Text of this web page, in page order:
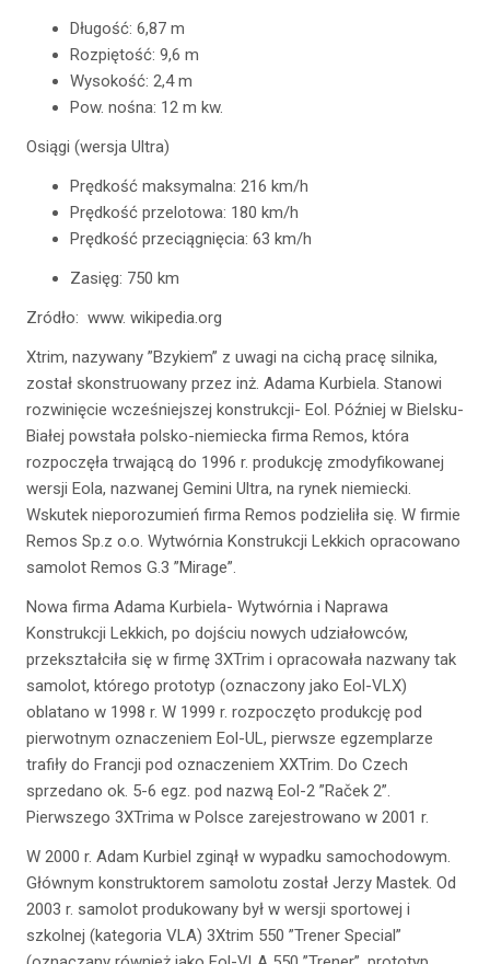
Długość: 6,87 m
Rozpiętość: 9,6 m
Wysokość: 2,4 m
Pow. nośna: 12 m kw.
Osiągi (wersja Ultra)
Prędkość maksymalna: 216 km/h
Prędkość przelotowa: 180 km/h
Prędkość przeciągnięcia: 63 km/h
Zasięg: 750 km
Zródło: www. wikipedia.org
Xtrim, nazywany ”Bzykiem” z uwagi na cichą pracę silnika,
został skonstruowany przez inż. Adama Kurbiela. Stanowi
rozwinięcie wcześniejszej konstrukcji- Eol. Później w Bielsku-
Białej powstała polsko-niemiecka firma Remos, która
rozpoczęła trwającą do 1996 r. produkcję zmodyfikowanej
wersji Eola, nazwanej Gemini Ultra, na rynek niemiecki.
Wskutek nieporozumień firma Remos podzieliła się. W firmie
Remos Sp.z o.o. Wytwórnia Konstrukcji Lekkich opracowano
samolot Remos G.3 ”Mirage”.
Nowa firma Adama Kurbiela- Wytwórnia i Naprawa
Konstrukcji Lekkich, po dojściu nowych udziałowców,
przekształciła się w firmę 3XTrim i opracowała nazwany tak
samolot, którego prototyp (oznaczony jako Eol-VLX)
oblatano w 1998 r. W 1999 r. rozpoczęto produkcję pod
pierwotnym oznaczeniem Eol-UL, pierwsze egzemplarze
trafiły do Francji pod oznaczeniem XXTrim. Do Czech
sprzedano ok. 5-6 egz. pod nazwą Eol-2 ”Raček 2”.
Pierwszego 3XTrima w Polsce zarejestrowano w 2001 r.
W 2000 r. Adam Kurbiel zginął w wypadku samochodowym.
Głównym konstruktorem samolotu został Jerzy Mastek. Od
2003 r. samolot produkowany był w wersji sportowej i
szkolnej (kategoria VLA) 3Xtrim 550 ”Trener Special”